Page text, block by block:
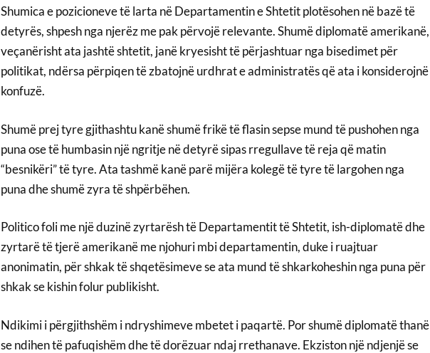
Shumica e pozicioneve të larta në Departamentin e Shtetit plotësohen në bazë të
detyrës, shpesh nga njerëz me pak përvojë relevante. Shumë diplomatë amerikanë,
veçanërisht ata jashtë shtetit, janë kryesisht të përjashtuar nga bisedimet për
politikat, ndërsa përpiqen të zbatojnë urdhrat e administratës që ata i konsiderojnë
konfuzë.
Shumë prej tyre gjithashtu kanë shumë frikë të flasin sepse mund të pushohen nga
puna ose të humbasin një ngritje në detyrë sipas rregullave të reja që matin
“besnikëri” të tyre. Ata tashmë kanë parë mijëra kolegë të tyre të largohen nga
puna dhe shumë zyra të shpërbëhen.
Politico foli me një duzinë zyrtarësh të Departamentit të Shtetit, ish-diplomatë dhe
zyrtarë të tjerë amerikanë me njohuri mbi departamentin, duke i ruajtuar
anonimatin, për shkak të shqetësimeve se ata mund të shkarkoheshin nga puna për
shkak se kishin folur publikisht.
Ndikimi i përgjithshëm i ndryshimeve mbetet i paqartë. Por shumë diplomatë thanë
se ndihen të pafuqishëm dhe të dorëzuar ndaj rrethanave. Ekziston një ndjenjë se